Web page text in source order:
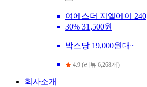
여에스더 지엘에이 240
30% 31,500원
박스당 19,000원대~
4.9 (리뷰 6,268개)
회사소개